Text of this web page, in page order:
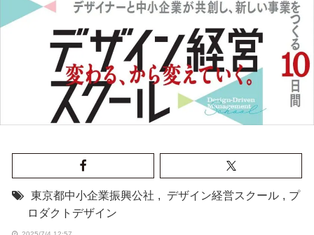
東京都中小企業振興公社 , デザイン経営スクール , プ
ロダクトデザイン